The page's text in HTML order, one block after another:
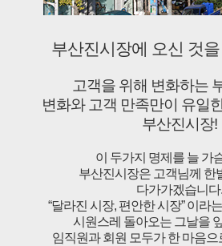
부산진시장에 오신 것
고객을 위해 변화하는
변화와 고객 만족만이 유일
부산진시장!
이 두가지 명제를 늘 가
부산진시장은 고객님께 한
다가가겠습니다.
“달라진 시장, 편안한 시장” 이라
시원스레 돌아오는 그날을
임직원과 회원 모두가 한 마음